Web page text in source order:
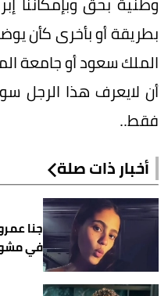
بطريقة أو بأخرى كأن
الملك سعود أو جامعة
أن لايعرف هذا الرجل
فقط..
أخبار ذات صلة
جنا
في